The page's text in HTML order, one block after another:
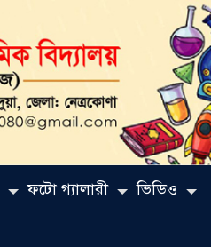
ফটো গ্যালারী ভিডিও